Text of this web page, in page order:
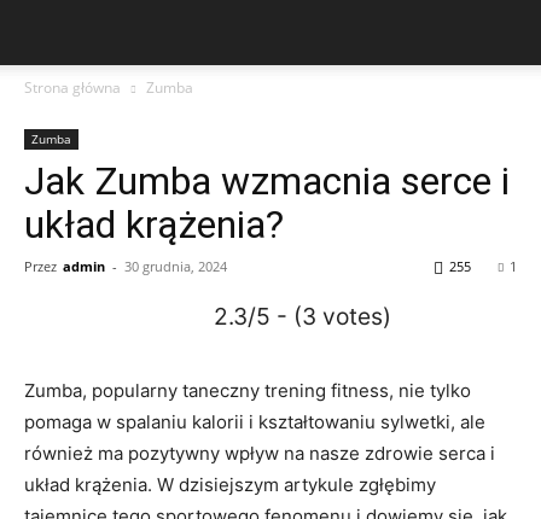
Strona główna Zumba
Zumba
Jak Zumba wzmacnia serce i
układ krążenia?
Przez admin - 30 grudnia, 2024 1
255
2.3/5 - (3 votes)
Zumba, popularny taneczny trening fitness, nie tylko
pomaga w spalaniu kalorii i kształtowaniu sylwetki, ale
również ma pozytywny wpływ na nasze zdrowie serca i
układ krążenia. W dzisiejszym artykule zgłębimy